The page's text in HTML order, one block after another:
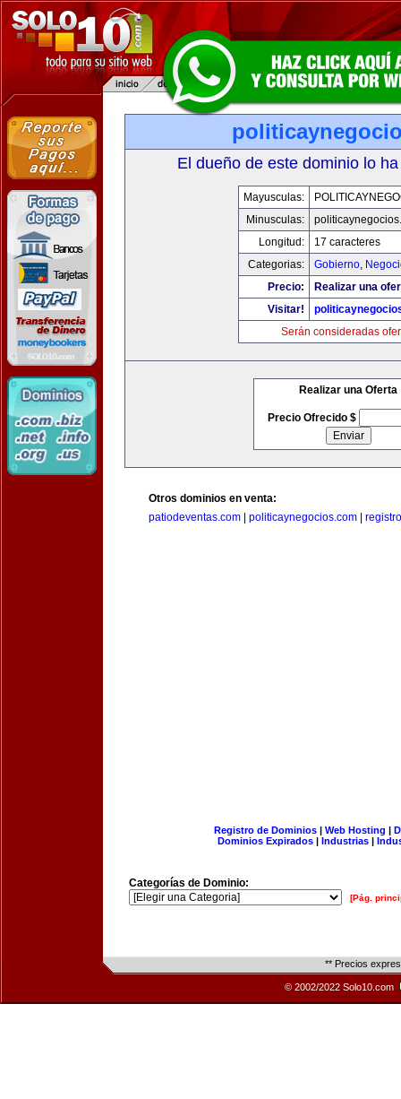
El dueño de este dominio lo
Mayusculas:
Minusculas:
Longitud:
17 caracteres
Categorias:
Gobierno,
Precio:
Realizar una
Visitar!
Serán consideradas
Realizar una Oferta
Precio Ofrecido $
Otros dominios en venta:
patiodeventas.com
politicaynegocios.com
Registro de Dominios| Web Hosting |
Dominios Expirados | Industrias |
Categorías de Dominio:
[Pág.
** Precios
© 2002/2022 Solo10.com